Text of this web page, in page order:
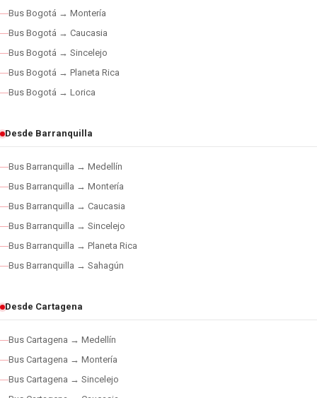
Bus Bogotá → Montería
Bus Bogotá → Caucasia
Bus Bogotá → Sincelejo
Bus Bogotá → Planeta Rica
Bus Bogotá → Lorica
Desde Barranquilla
Bus Barranquilla → Medellín
Bus Barranquilla → Montería
Bus Barranquilla → Caucasia
Bus Barranquilla → Sincelejo
Bus Barranquilla → Planeta Rica
Bus Barranquilla → Sahagún
Desde Cartagena
Bus Cartagena → Medellín
Bus Cartagena → Montería
Bus Cartagena → Sincelejo